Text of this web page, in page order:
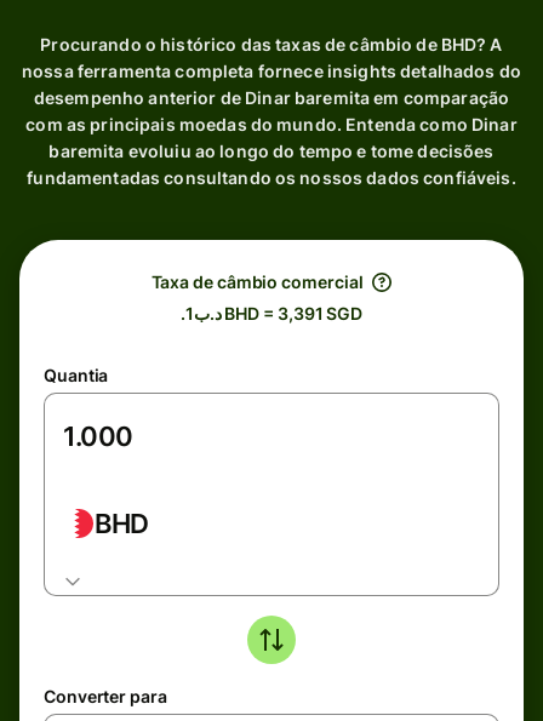
Procurando o histórico das taxas de câmbio de BHD? A
nossa ferramenta completa fornece insights detalhados do
desempenho anterior de Dinar baremita em comparação
com as principais moedas do mundo. Entenda como Dinar
baremita evoluiu ao longo do tempo e tome decisões
fundamentadas consultando os nossos dados confiáveis.
Taxa de câmbio comercial
.د.ب1 BHD = 3,391 SGD
Quantia
BHD
Converter para